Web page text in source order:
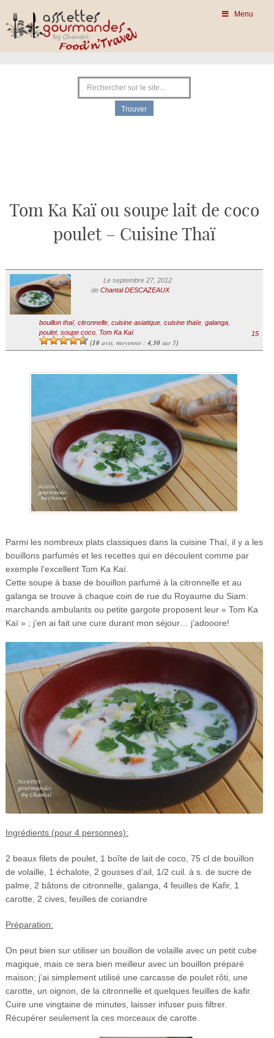
Menu
Tom Ka Kaï ou soupe lait de coco
poulet – Cuisine Thaï
Le septembre 27, 2012
de Chantal DESCAZEAUX
bouillon thaï, citronnelle, cuisine asiatique, cuisine thaïe, galanga,
poulet, soupe coco, Tom Ka Kaï
(10avis, moyenne : 4,30sur 5)
15
Parmi les nombreux plats classiques dans la cuisine Thaï, il y a les
bouillons parfumés et les recettes qui en découlent comme par
exemple l’excellent Tom Ka Kaï.
Cette soupe à base de bouillon parfumé à la citronnelle et au
galanga se trouve à chaque coin de rue du Royaume du Siam:
marchands ambulants ou petite gargote proposent leur « Tom Ka
Kaï » ; j’en ai fait une cure durant mon séjour… j’adooore!
Ingrédients (pour 4 personnes):
2 beaux filets de poulet, 1 boîte de lait de coco, 75 cl de bouillon
de volaille, 1 échalote, 2 gousses d’ail, 1/2 cuil. à s. de sucre de
palme, 2 bâtons de citronnelle, galanga, 4 feuilles de Kafir, 1
carotte, 2 cives, feuilles de coriandre
Préparation:
On peut bien sur utiliser un bouillon de volaille avec un petit cube
magique, mais ce sera bien meilleur avec un bouillon préparé
maison; j’ai simplement utilisé une carcasse de poulet rôti, une
carotte, un oignon, de la citronnelle et quelques feuilles de kafir.
Cuire une vingtaine de minutes, laisser infuser puis filtrer.
Récupérer seulement la ces morceaux de carotte.